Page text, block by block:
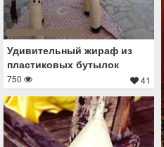
Удивительный жираф из
пластиковых бутылок
750 41